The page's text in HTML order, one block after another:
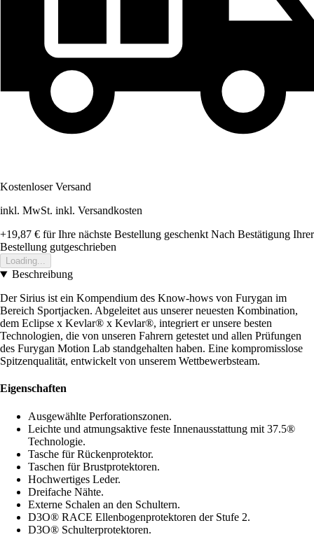
Kostenloser Versand
inkl. MwSt. inkl. Versandkosten
+19,87 € für Ihre nächste Bestellung geschenkt Nach Bestätigung Ihrer
Bestellung gutgeschrieben
Loading...
Beschreibung
Der Sirius ist ein Kompendium des Know-hows von Furygan im
Bereich Sportjacken. Abgeleitet aus unserer neuesten Kombination,
dem Eclipse x Kevlar® x Kevlar®, integriert er unsere besten
Technologien, die von unseren Fahrern getestet und allen Prüfungen
des Furygan Motion Lab standgehalten haben. Eine kompromisslose
Spitzenqualität, entwickelt von unserem Wettbewerbsteam.
Eigenschaften
Ausgewählte Perforationszonen.
Leichte und atmungsaktive feste Innenausstattung mit 37.5®
Technologie.
Tasche für Rückenprotektor.
Taschen für Brustprotektoren.
Hochwertiges Leder.
Dreifache Nähte.
Externe Schalen an den Schultern.
D3O® RACE Ellenbogenprotektoren der Stufe 2.
D3O® Schulterprotektoren.